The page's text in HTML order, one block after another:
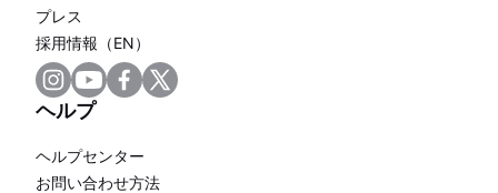
プレス
採用情報（EN）
ヘルプ
ヘルプセンター
お問い合わせ方法